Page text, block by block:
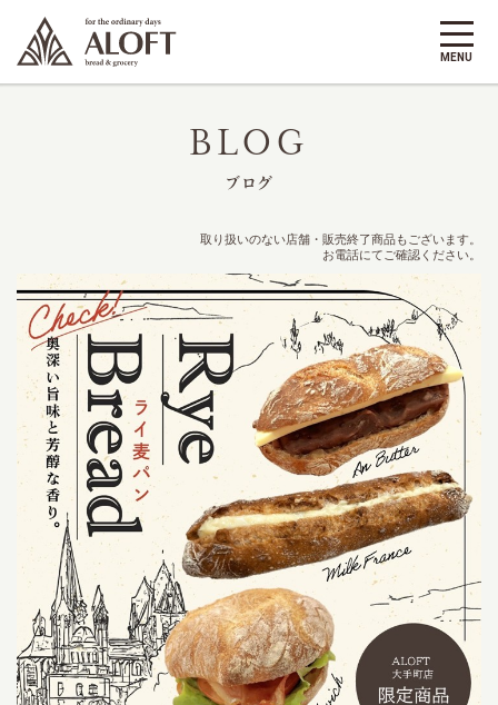
BLOG
ブログ
取り扱いのない店舗・販売終了商品もございます。
お電話にてご確認ください。